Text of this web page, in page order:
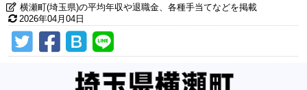
横瀬町(埼玉県)の平均年収や退職金、各種手当てなどを掲載
2026年04月04日